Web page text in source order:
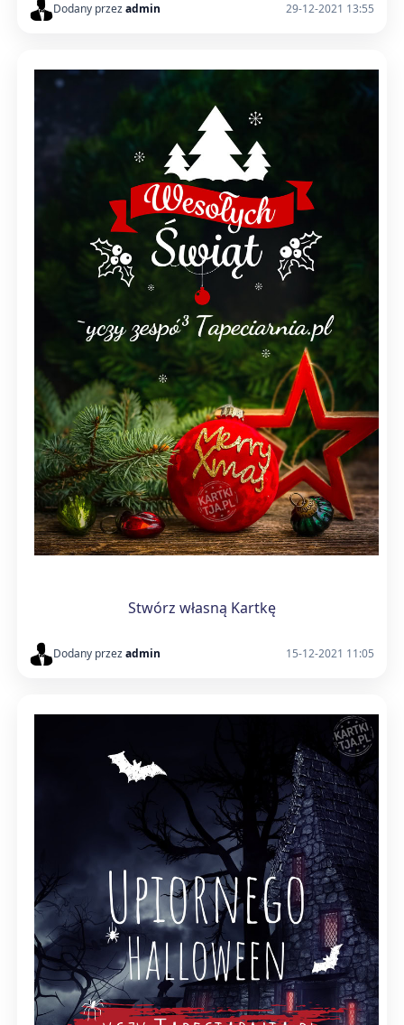
Dodany przezadmin 29-12-2021 13:55
Stwórz własną Kartkę
Dodany przezadmin 15-12-2021 11:05